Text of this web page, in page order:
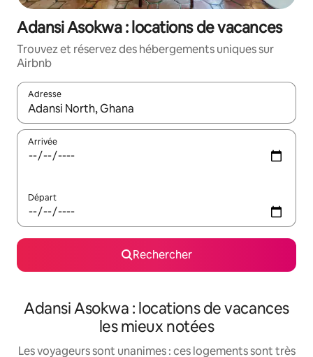
Adansi Asokwa : locations de vacances
Trouvez et réservez des hébergements uniques sur
Airbnb
Adresse
Lorsque les résultats s'affichent, utilisez les flèches vers le
Arrivée
Départ
Rechercher
Adansi Asokwa : locations de vacances
les mieux notées
Les voyageurs sont unanimes : ces logements sont très